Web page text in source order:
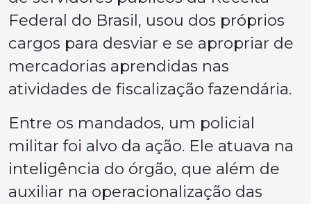
Federal do Brasil, usou dos próprios
cargos para desviar e se apropriar de
mercadorias aprendidas nas
atividades de fiscalização fazendária.
Entre os mandados, um policial
militar foi alvo da ação. Ele atuava na
inteligência do órgão, que além de
auxiliar na operacionalização das